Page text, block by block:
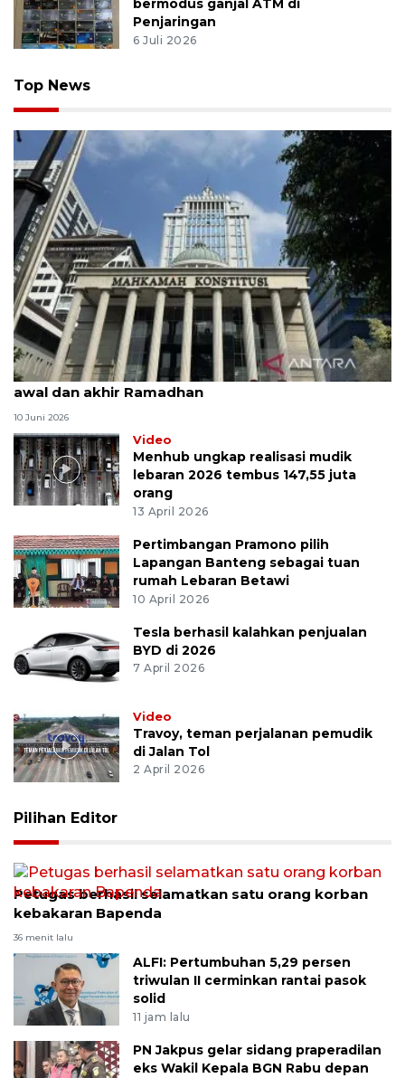
bermodus ganjal ATM di
Penjaringan
6 Juli 2026
Top News
MK uji materi UU Peradilan Agama perihal isbat
awal dan akhir Ramadhan
10 Juni 2026
Video
Menhub ungkap realisasi mudik
lebaran 2026 tembus 147,55 juta
orang
13 April 2026
Pertimbangan Pramono pilih
Lapangan Banteng sebagai tuan
rumah Lebaran Betawi
10 April 2026
Tesla berhasil kalahkan penjualan
BYD di 2026
7 April 2026
Video
Travoy, teman perjalanan pemudik
di Jalan Tol
2 April 2026
Pilihan Editor
Petugas berhasil selamatkan satu orang korban
kebakaran Bapenda
36 menit lalu
ALFI: Pertumbuhan 5,29 persen
triwulan II cerminkan rantai pasok
solid
11 jam lalu
PN Jakpus gelar sidang praperadilan
eks Wakil Kepala BGN Rabu depan